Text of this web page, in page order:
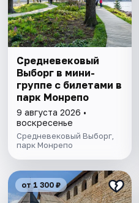
Cредневековый
Выборг в мини-
группе c билетами в
парк Монрепо
9 августа 2026 •
воскресенье
Средневековый Выборг,
парк Монрепо
от 1 300 ₽